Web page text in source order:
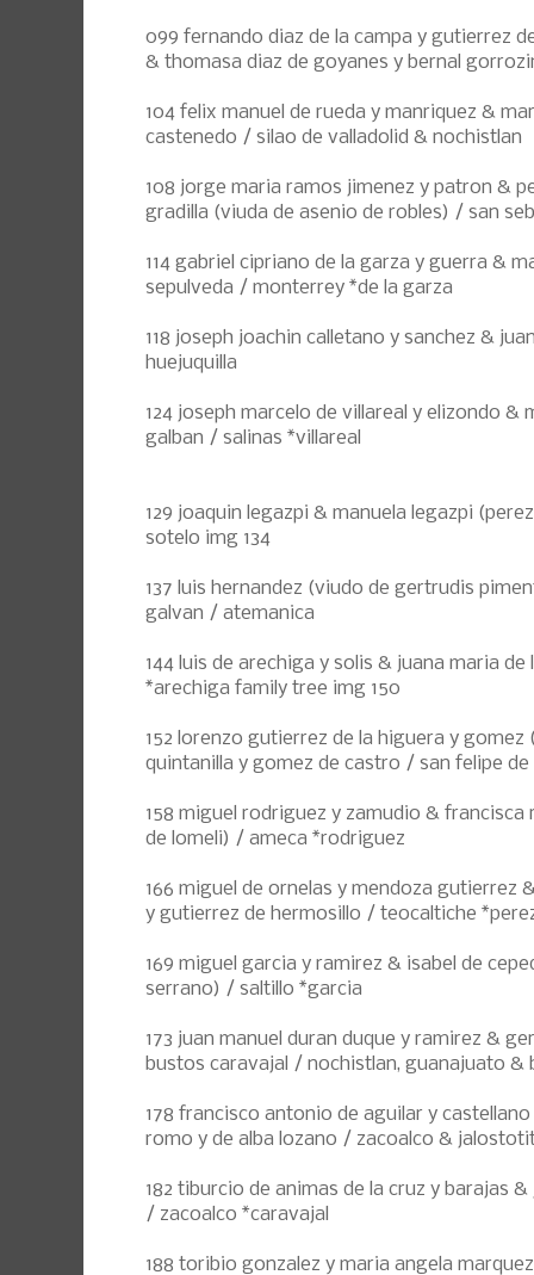
099 fernando diaz de la campa y gutierrez
& thomasa diaz de goyanes y bernal
104 felix manuel de rueda y manriquez &
castenedo / silao de valladolid & nochistlan
108 jorge maria ramos jimenez y patron &
gradilla (viuda de asenio de robles) / san
114 gabriel cipriano de la garza y guerra &
sepulveda / monterrey *de la garza
118 joseph joachin calletano y sanchez &
huejuquilla
124 joseph marcelo de villareal y elizondo &
galban / salinas *villareal
129 joaquin legazpi & manuela legazpi
sotelo img 134
137 luis hernandez (viudo de gertrudis
galvan / atemanica
144 luis de arechiga y solis & juana maria
*arechiga family tree img 150
152 lorenzo gutierrez de la higuera y
quintanilla y gomez de castro / san felipe de
158 miguel rodriguez y zamudio & francisca
de lomeli) / ameca *rodriguez
166 miguel de ornelas y mendoza gutierrez
y gutierrez de hermosillo / teocaltiche
169 miguel garcia y ramirez & isabel de
serrano) / saltillo *garcia
173 juan manuel duran duque y ramirez &
bustos caravajal / nochistlan, guanajuato &
178 francisco antonio de aguilar y
romo y de alba lozano / zacoalco &
182 tiburcio de animas de la cruz y barajas
/ zacoalco *caravajal
188 toribio gonzalez y maria angela